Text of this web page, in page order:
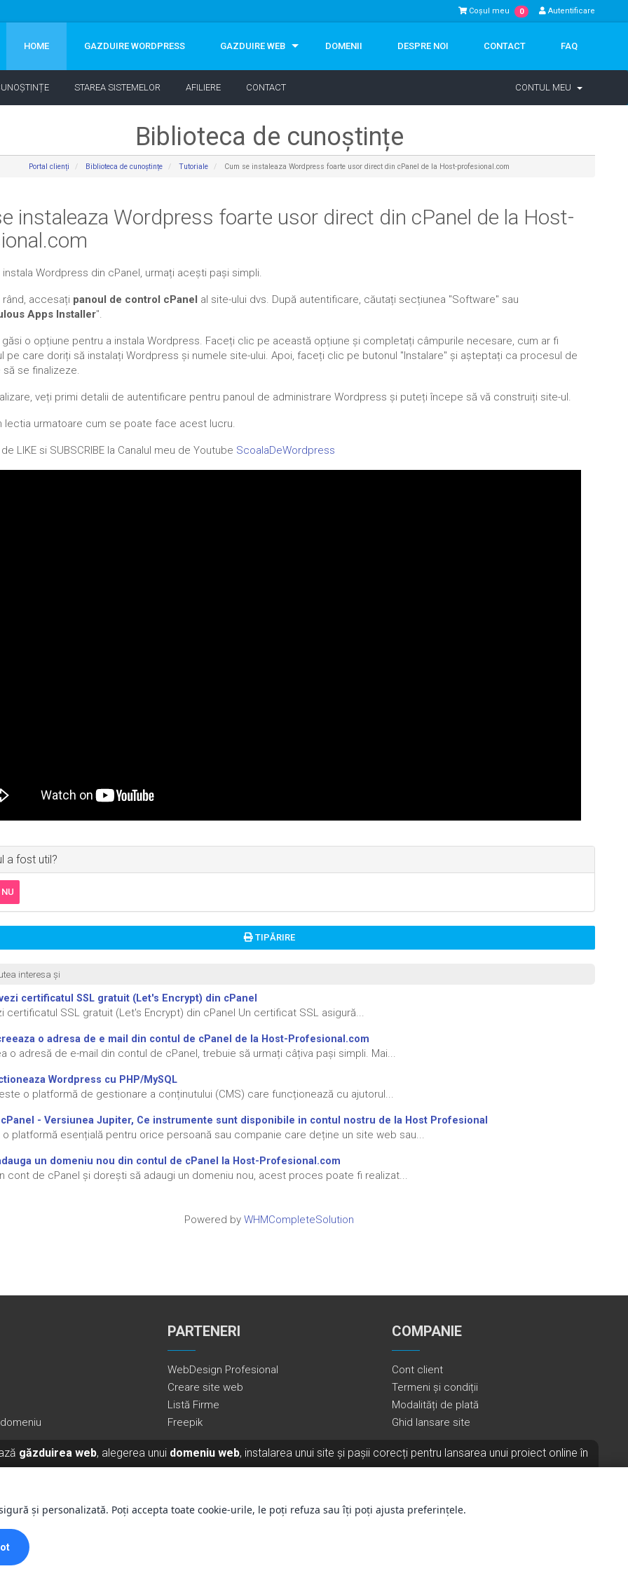
Autentificare
Coșul meu 0
HOME GAZDUIRE WORDPRESS GAZDUIRE WEB DOMENII DESPRE NOI CONTACT FAQ
STAREA SISTEMELOR AFILIERE CONTACT CONTUL MEU
Biblioteca de cunoștințe
Portal clienți Biblioteca de cunoștințe Tutoriale Cum se instaleaza Wordpress foarte usor direct din cPanel de la Host-profesional.com
instaleaza Wordpress foarte usor direct din cPanel de la Host-
instala Wordpress din cPanel, urmați acești pași simpli.
rând, accesați panoul de control cPanel al site-ului dvs. După autentificare, căutați secțiunea "Software" sau
Apps Installer".
găsi o opțiune pentru a instala Wordpress. Faceți clic pe această opțiune și completați câmpurile necesare, cum ar fi
pe care doriți să instalați Wordpress și numele site-ului. Apoi, faceți clic pe butonul "Instalare" și așteptați ca procesul de
să se finalizeze.
veți primi detalii de autentificare pentru panoul de administrare Wordpress și puteți începe să vă construiți site-ul.
lectia urmatoare cum se poate face acest lucru.
LIKE si SUBSCRIBE la Canalul meu de Youtube ScoalaDeWordpress
a fost util?
NU
TIPĂRIRE
interesa și
certificatul SSL gratuit (Let's Encrypt) din cPanel
certificatul SSL gratuit (Let's Encrypt) din cPanel Un certificat SSL asigură...
o adresa de e mail din contul de cPanel de la Host-Profesional.com
o adresă de e-mail din contul de cPanel, trebuie să urmați câțiva pași simpli. Mai...
Wordpress cu PHP/MySQL
o platformă de gestionare a conținutului (CMS) care funcționează cu ajutorul...
cPanel - Versiunea Jupiter, Ce instrumente sunt disponibile in contul nostru de la Host Profesional
platformă esențială pentru orice persoană sau companie care deține un site web sau...
un domeniu nou din contul de cPanel la Host-Profesional.com
cont de cPanel și dorești să adaugi un domeniu nou, acest proces poate fi realizat...
Powered by WHMCompleteSolution
PARTENERI
WebDesign Profesional
Creare site web
Listă Firme
Freepik
COMPANIE
Cont client
Termeni și condiții
Modalități de plată
Ghid lansare site
găzduirea web, alegerea unui domeniu web, instalarea unui site și pașii corecți pentru lansarea unui proiect online în
©2026ADAD DESIGN – Host Profesional
și personalizată. Poți accepta toate cookie-urile, le poți refuza sau îți poți ajusta preferințele.